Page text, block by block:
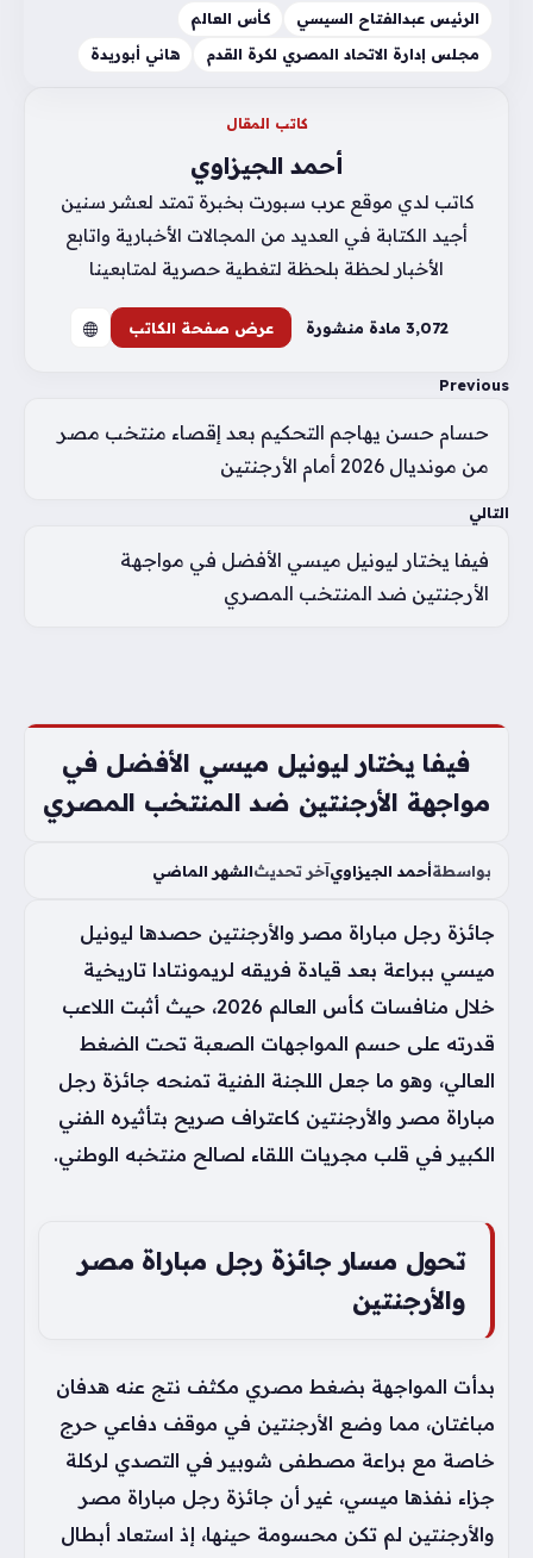
الرئيس عبدالفتاح السيسي
كأس العالم
مجلس إدارة الاتحاد المصري لكرة القدم
هاني أبوريدة
كاتب المقال
أحمد الجيزاوي
كاتب لدي موقع عرب سبورت بخبرة تمتد لعشر سنين
أجيد الكتابة في العديد من المجالات الأخبارية واتابع
الأخبار لحظة بلحظة لتغطية حصرية لمتابعينا
3٬072 مادة منشورة عرض صفحة الكاتب
Previous
حسام حسن يهاجم التحكيم بعد إقصاء منتخب مصر
من مونديال 2026 أمام الأرجنتين
التالي
فيفا يختار ليونيل ميسي الأفضل في مواجهة
الأرجنتين ضد المنتخب المصري
فيفا يختار ليونيل ميسي الأفضل في
مواجهة الأرجنتين ضد المنتخب المصري
بواسطةأحمد الجيزاويآخر تحديثالشهر الماضي
جائزة رجل مباراة مصر والأرجنتين حصدها ليونيل
ميسي ببراعة بعد قيادة فريقه لريمونتادا تاريخية
خلال منافسات كأس العالم 2026، حيث أثبت اللاعب
قدرته على حسم المواجهات الصعبة تحت الضغط
العالي، وهو ما جعل اللجنة الفنية تمنحه جائزة رجل
مباراة مصر والأرجنتين كاعتراف صريح بتأثيره الفني
الكبير في قلب مجريات اللقاء لصالح منتخبه الوطني.
تحول مسار جائزة رجل مباراة مصر
والأرجنتين
بدأت المواجهة بضغط مصري مكثف نتج عنه هدفان
مباغتان، مما وضع الأرجنتين في موقف دفاعي حرج
خاصة مع براعة مصطفى شوبير في التصدي لركلة
جزاء نفذها ميسي، غير أن جائزة رجل مباراة مصر
والأرجنتين لم تكن محسومة حينها، إذ استعاد أبطال